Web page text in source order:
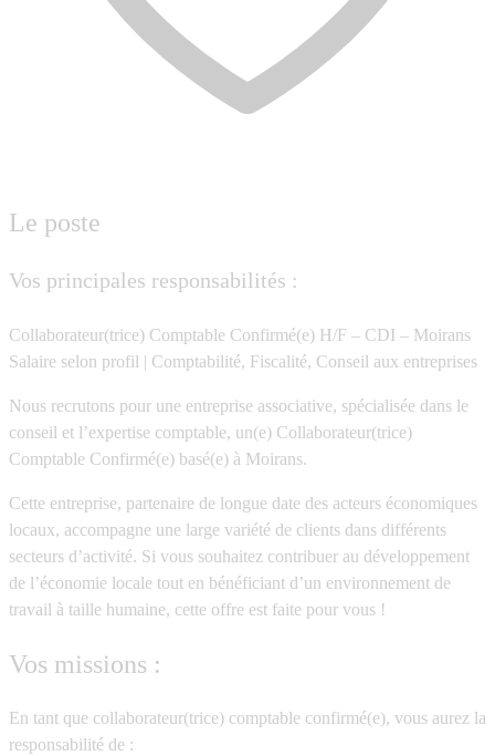
Le poste
Vos principales responsabilités :
Collaborateur(trice) Comptable Confirmé(e) H/F – CDI – Moirans
Salaire selon profil | Comptabilité, Fiscalité, Conseil aux entreprises
Nous recrutons pour une entreprise associative, spécialisée dans le
conseil et l’expertise comptable, un(e) Collaborateur(trice)
Comptable Confirmé(e) basé(e) à Moirans.
Cette entreprise, partenaire de longue date des acteurs économiques
locaux, accompagne une large variété de clients dans différents
secteurs d’activité. Si vous souhaitez contribuer au développement
de l’économie locale tout en bénéficiant d’un environnement de
travail à taille humaine, cette offre est faite pour vous !
Vos missions :
En tant que collaborateur(trice) comptable confirmé(e), vous aurez la
responsabilité de :